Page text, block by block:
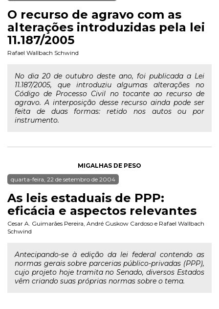
O recurso de agravo com as
alterações introduzidas pela lei
11.187/2005
Rafael Wallbach Schwind
No dia 20 de outubro deste ano, foi publicada a Lei
11.187/2005, que introduziu algumas alterações no
Código de Processo Civil no tocante ao recurso de
agravo. A interposição desse recurso ainda pode ser
feita de duas formas: retido nos autos ou por
instrumento.
MIGALHAS DE PESO
quarta-feira, 22 de setembro de 2004
As leis estaduais de PPP:
eficácia e aspectos relevantes
Cesar A. Guimarães Pereira, André Guskow Cardoso e Rafael Wallbach
Schwind
Antecipando-se à edição da lei federal contendo as
normas gerais sobre parcerias público-privadas (PPP),
cujo projeto hoje tramita no Senado, diversos Estados
vêm criando suas próprias normas sobre o tema.